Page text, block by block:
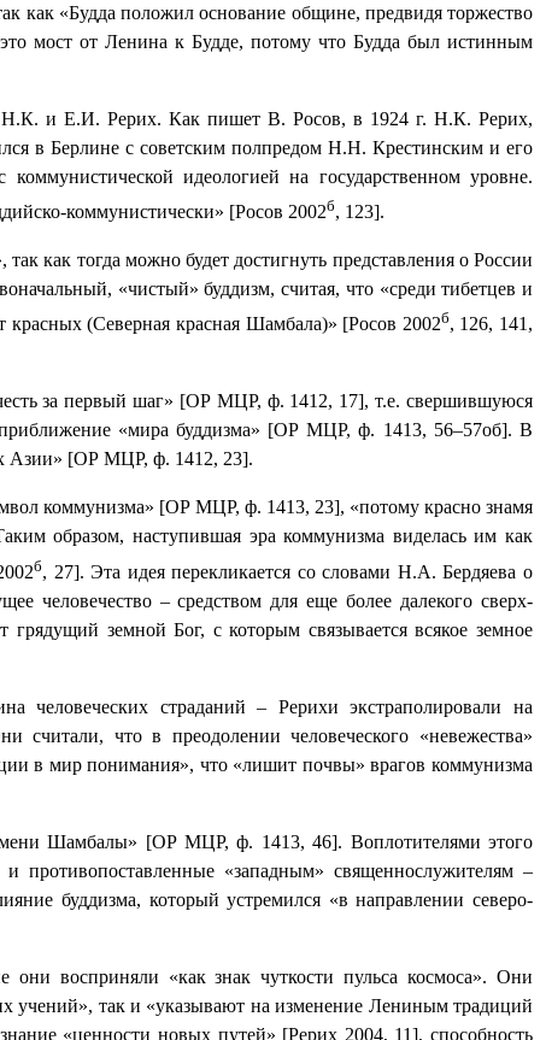
как «Будда положил основание общине, предвидя торжество
мост от Ленина к Будде, потому что Будда был истинным
Н.К. и Е.И. Рерих. Как пишет В. Росов, в 1924 г. Н.К.Рерих,
в Берлине с советским полпредом Н.Н. Крестинским и его
идеологией на государственном уровне.
коммунистически» [Росов 2002б, 123].
как тогда можно будет достигнуть представления о России
«чистый» буддизм, считая, что «среди тибетцев и
красных (Северная красная Шамбала)» [Росов 2002б, 126, 141,
за первый шаг» [ОР МЦР, ф. 1412, 17], т.е. свершившуюся
«мира буддизма» [ОР МЦР, ф. 1413, 56–57об]. В
Азии» [ОР МЦР, ф. 1412, 23].
коммунизма» [ОР МЦР, ф. 1413, 23], «потому красно знамя
образом, наступившая эра коммунизма виделась им как
б, 27]. Эта идея перекликается со словами Н.А. Бердяева о
человечество – средством для еще более далекого сверх-
земной Бог, с которым связывается всякое земное
страданий – Рерихи экстраполировали на
что в преодолении человеческого «невежества»
в мир понимания», что «лишит почвы» врагов коммунизма
Шамбалы» [ОР МЦР, ф. 1413, 46]. Воплотителями этого
«западным» священнослужителям –
буддизма, который устремился «в направлении северо-
восприняли «как знак чуткости пульса космоса». Они
учений», так и «указывают на изменение Лениным традиций
«ценности новых путей» [Рерих 2004, 11], способность